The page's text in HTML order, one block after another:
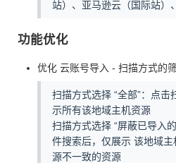
站）、亚马逊云（国际站）
功能优化
优化 云账号导入 - 扫描方式的
扫描方式选择 “全部”：点
示所有该地域主机资源
扫描方式选择 “屏蔽已导入
件搜索后，仅展示 该地域
源不一致的资源